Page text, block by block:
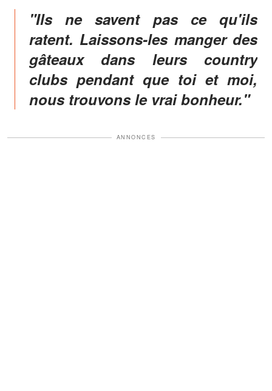
"Ils ne savent pas ce qu'ils
ratent. Laissons-les manger des
gâteaux dans leurs country
clubs pendant que toi et moi,
nous trouvons le vrai bonheur."
ANNONCES